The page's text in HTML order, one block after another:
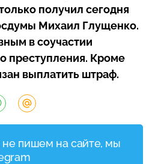
получил сегодня
Михаил Глущенко.
в соучастии
преступления. Кроме
выплатить штраф.
пишем на сайте, мы